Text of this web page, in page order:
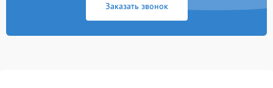
Заказать звонок